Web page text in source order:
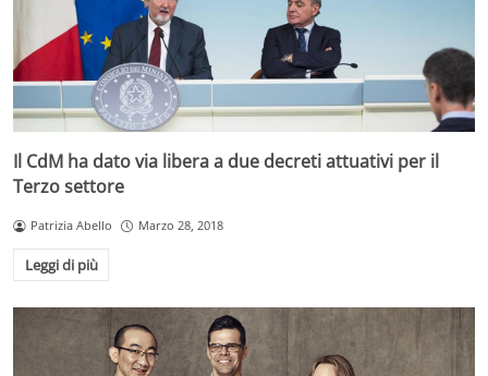
Il CdM ha dato via libera a due decreti attuativi per il
Terzo settore
Patrizia Abello Marzo 28, 2018
Leggi di più